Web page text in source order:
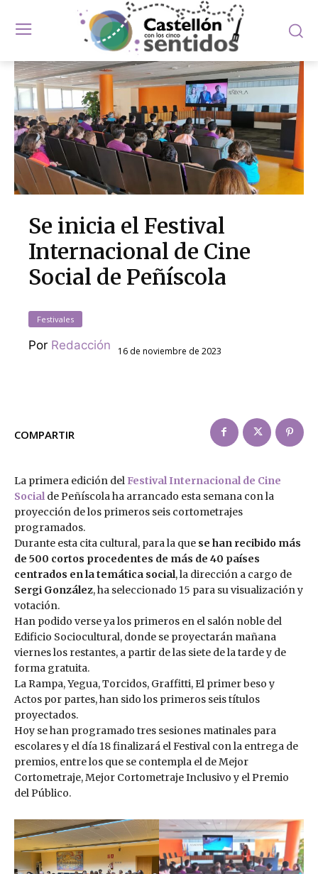
Se inicia el Festival
Internacional de Cine
Social de Peñíscola
Festivales
Por Redacción 16 de noviembre de 2023
COMPARTIR
La primera edición del Festival Internacional de Cine
Social de Peñíscola ha arrancado esta semana con la
proyección de los primeros seis cortometrajes
programados.
Durante esta cita cultural, para la que se han recibido más
de 500 cortos procedentes de más de 40 países
centrados en la temática social, la dirección a cargo de
Sergi González, ha seleccionado 15 para su visualización y
votación.
Han podido verse ya los primeros en el salón noble del
Edificio Sociocultural, donde se proyectarán mañana
viernes los restantes, a partir de las siete de la tarde y de
forma gratuita.
La Rampa, Yegua, Torcidos, Graffitti, El primer beso y
Actos por partes, han sido los primeros seis títulos
proyectados.
Hoy se han programado tres sesiones matinales para
escolares y el día 18 finalizará el Festival con la entrega de
premios, entre los que se contempla el de Mejor
Cortometraje, Mejor Cortometraje Inclusivo y el Premio
del Público.